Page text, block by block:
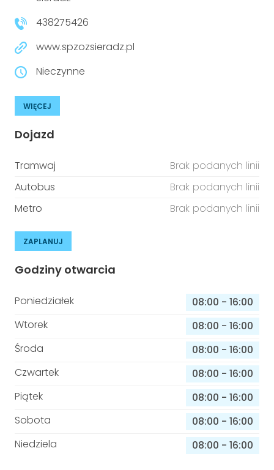
Prawo
Prawa osób z niepełnosprawnościami
Aktualności
438275426
www.spzozsieradz.pl
Nieczynne
WIĘCEJ
Dojazd
Tramwaj
Brak podanych linii
Autobus
Brak podanych linii
Metro
Brak podanych linii
ZAPLANUJ
Godziny otwarcia
Poniedziałek 08:00 - 16:00
Wtorek
08:00 - 16:00
Środa
08:00 - 16:00
Czwartek
08:00 - 16:00
Piątek
08:00 - 16:00
Sobota
08:00 - 16:00
Niedziela
08:00 - 16:00